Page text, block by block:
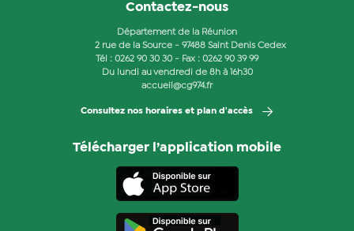
Contactez-nous
Département de la Réunion
2 rue de la Source - 97488 Saint Denis Cedex
Tél : 0262 90 30 30 - Fax : 0262 90 39 99
Du lundi au vendredi de 8h à 16h30
accueil@cg974.fr
Consultez nos horaires et plan d'accès
Télécharger l’application mobile